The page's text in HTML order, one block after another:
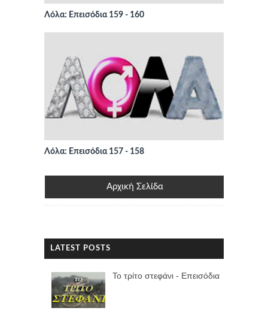
Λόλα: Επεισόδια 159 - 160
Λόλα: Επεισόδια 157 - 158
Αρχική Σελίδα
LATEST POSTS
Το τρίτο στεφάνι - Επεισόδια